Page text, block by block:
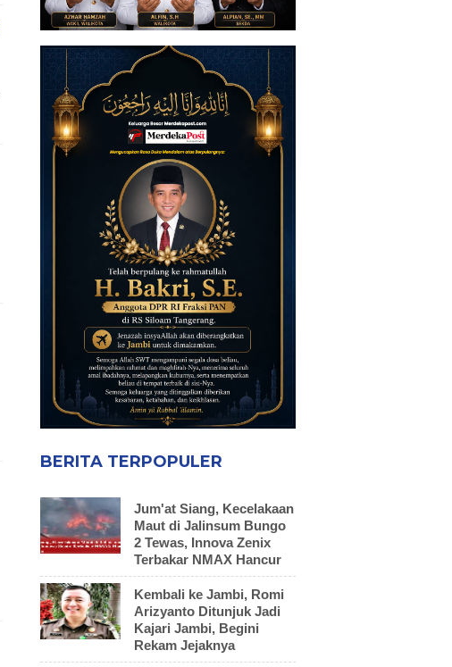
BERITA TERPOPULER
Jum'at Siang, Kecelakaan
Maut di Jalinsum Bungo
2 Tewas, Innova Zenix
Terbakar NMAX Hancur
Kembali ke Jambi, Romi
Arizyanto Ditunjuk Jadi
Kajari Jambi, Begini
Rekam Jejaknya